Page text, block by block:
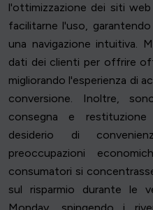
l'ottimizzazione dei siti
facilitarne l'uso,
una navigazione intuitiva.
dati dei clienti per offrire
migliorando l'esperienza di
conversione. Inoltre,
consegna e
desiderio di
preoccupazioni
consumatori si
sul risparmio durante le